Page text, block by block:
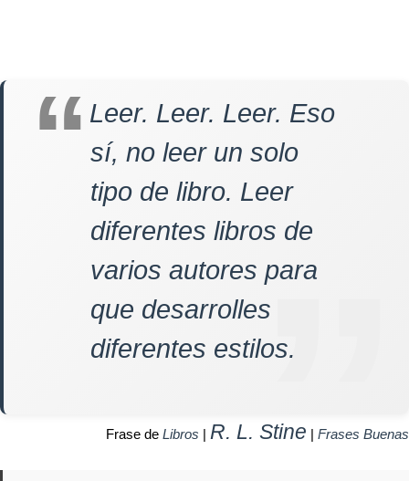
Leer. Leer. Leer. Eso
sí, no leer un solo
tipo de libro. Leer
diferentes libros de
varios autores para
que desarrolles
diferentes estilos.
Frase de Libros | R. L. Stine | Frases Buenas